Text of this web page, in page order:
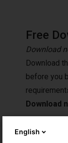
Free
Download
Download
before you
Download
English